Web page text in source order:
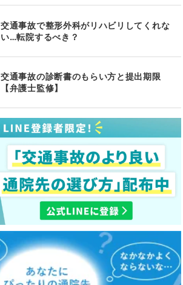
交通事故で整形外科がリハビリしてくれな
い…転院するべき？
交通事故の診断書のもらい方と提出期限
【弁護士監修】